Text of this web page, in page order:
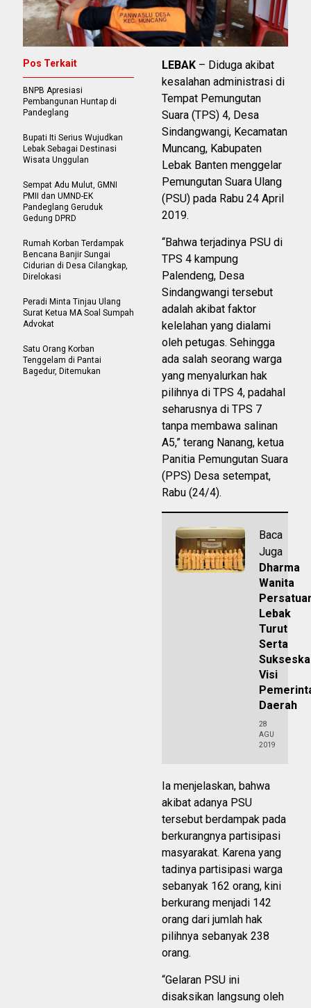
LEBAK – Diduga akibat
kesalahan administrasi di
Tempat Pemungutan
Suara (TPS) 4, Desa
Sindangwangi, Kecamatan
Muncang, Kabupaten
Lebak Banten menggelar
Pemungutan Suara Ulang
(PSU) pada Rabu 24 April
2019.
“Bahwa terjadinya PSU di
TPS 4 kampung
Palendeng, Desa
Sindangwangi tersebut
adalah akibat faktor
kelelahan yang dialami
oleh petugas. Sehingga
ada salah seorang warga
yang menyalurkan hak
pilihnya di TPS 4, padahal
seharusnya di TPS 7
tanpa membawa salinan
A5,” terang Nanang, ketua
Panitia Pemungutan Suara
(PPS) Desa setempat,
Rabu (24/4).
Baca
Juga
Dharma
Wanita
Lebak
Turut
Serta
Visi
Daerah
28
AGU
2019
Ia menjelaskan, bahwa
akibat adanya PSU
tersebut berdampak pada
berkurangnya partisipasi
masyarakat. Karena yang
tadinya partisipasi warga
sebanyak 162 orang, kini
berkurang menjadi 142
orang dari jumlah hak
pilihnya sebanyak 238
orang.
“Gelaran PSU ini
disaksikan langsung oleh
Pos Terkait
BNPB Apresiasi
Pembangunan Huntap di
Pandeglang
Bupati Iti Serius Wujudkan
Lebak Sebagai Destinasi
Wisata Unggulan
Sempat Adu Mulut, GMNI
PMII dan UMND-EK
Pandeglang Geruduk
Gedung DPRD
Rumah Korban Terdampak
Bencana Banjir Sungai
Cidurian di Desa Cilangkap,
Direlokasi
Peradi Minta Tinjau Ulang
Surat Ketua MA Soal Sumpah
Advokat
Satu Orang Korban
Tenggelam di Pantai
Bagedur, Ditemukan